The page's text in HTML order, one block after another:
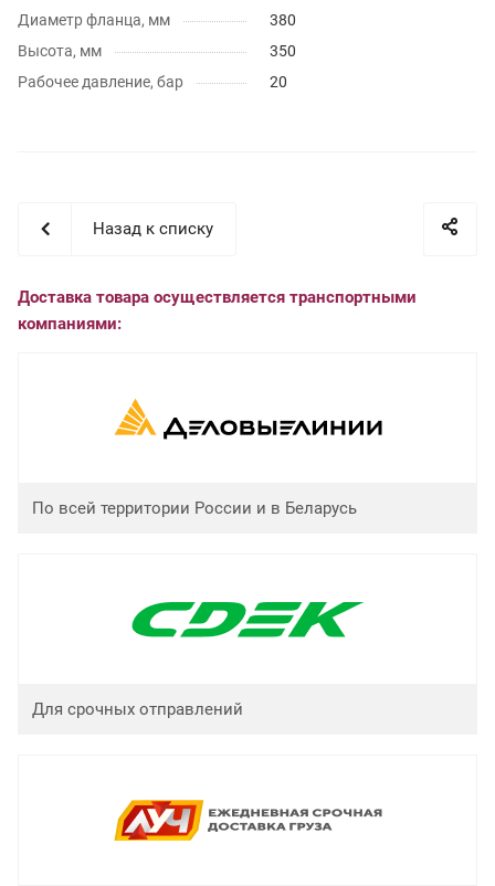
Диаметр фланца, мм
380
Высота, мм
350
Рабочее давление, бар
20
Назад к списку
Доставка товара осуществляется транспортными
компаниями:
По всей территории России и в Беларусь
Для срочных отправлений